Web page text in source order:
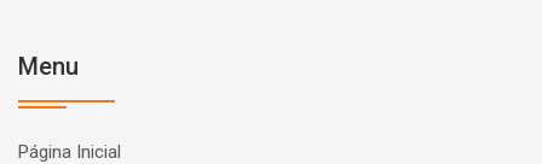
Menu
Página Inicial